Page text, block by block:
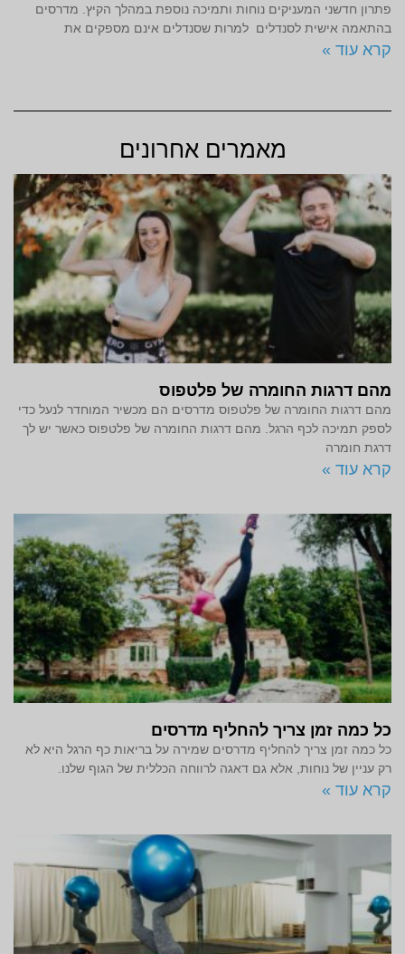
פתרון חדשני המעניקים נוחות ותמיכה נוספת במהלך הקיץ. מדרסים
בהתאמה אישית לסנדלים למרות שסנדלים אינם מספקים את
קרא עוד »
מאמרים אחרונים
מהם דרגות החומרה של פלטפוס
מהם דרגות החומרה של פלטפוס מדרסים הם מכשיר המוחדר לנעל כדי
לספק תמיכה לכף הרגל. מהם דרגות החומרה של פלטפוס כאשר יש לך
דרגת חומרה
קרא עוד »
כל כמה זמן צריך להחליף מדרסים
כל כמה זמן צריך להחליף מדרסים שמירה על בריאות כף הרגל היא לא
רק עניין של נוחות, אלא גם דאגה לרווחה הכללית של הגוף שלנו.
קרא עוד »